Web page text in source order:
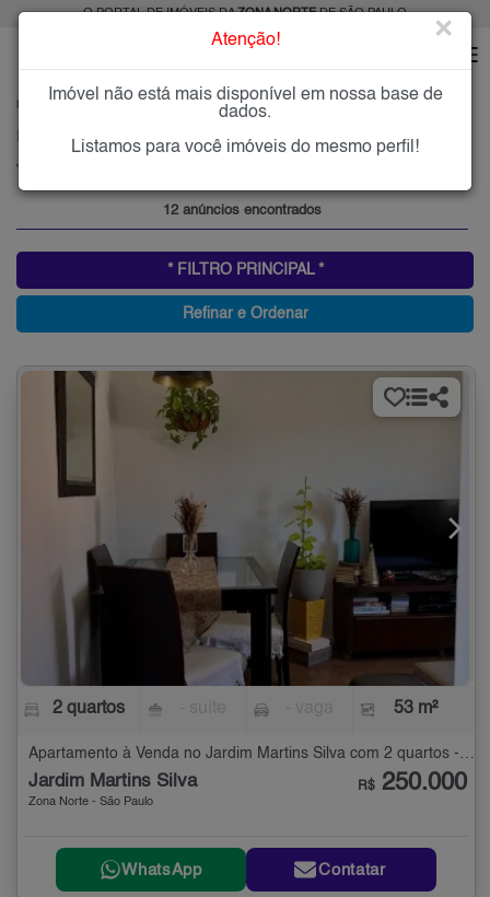
O PORTAL DE IMÓVEIS DAZONA NORTEDE SÃO PAULO
JARDIM MARTINS SILVA
Jardim Martins Silva, Zona Norte
12 anúncios encontrados
* FILTRO PRINCIPAL *
Refinar e Ordenar
2 quartos 53 m²
Apartamento à Venda no Jardim Martins Silva com 2 quartos - 53 m²
Jardim Martins Silva
Zona Norte - São Paulo
R$ 250.000
WhatsApp Contatar
Atenção! ×
Imóvel não está mais disponível em nossa base de
dados.
Listamos para você imóveis do mesmo perfil!